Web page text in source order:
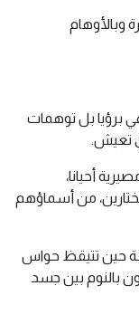
وبالأوهام
برؤيا بل توهمات
تعيش.
أحيانا،
من أسماؤهم
حين تتيقظ حواس
بالنوم بين جسد